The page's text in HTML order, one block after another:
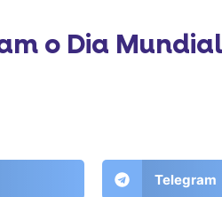
o Dia
Telegram